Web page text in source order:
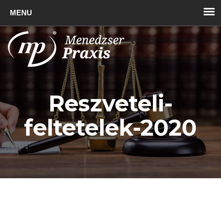
Reszveteli-
feltetelek-2020